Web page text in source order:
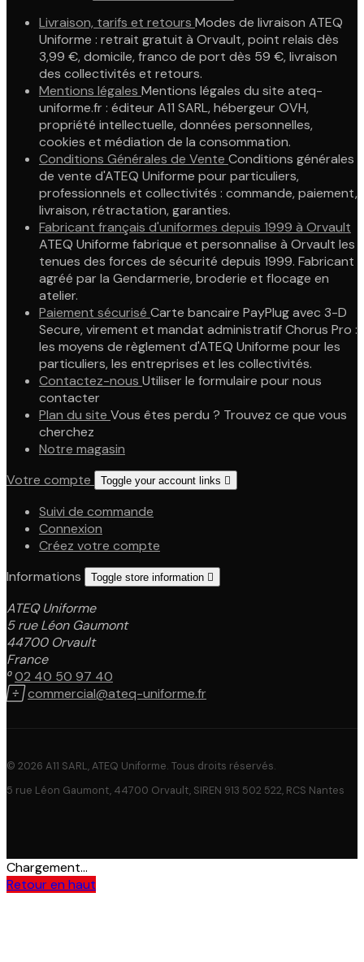
Livraison, tarifs et retours Modes de livraison ATEQ
Uniforme : retrait gratuit à Orvault, point relais dès
3,99 €, domicile, franco de port dès 59 €, livraison
des collectivités et retours.
Mentions légales Mentions légales du site ateq-
uniforme.fr : éditeur A11 SARL, hébergeur OVH,
propriété intellectuelle, données personnelles,
cookies et médiation de la consommation.
Conditions Générales de Vente Conditions générales
de vente d'ATEQ Uniforme pour particuliers,
professionnels et collectivités : commande, paiement,
livraison, rétractation, garanties.
Fabricant français d'uniformes depuis 1999 à Orvault
ATEQ Uniforme fabrique et personnalise à Orvault les
tenues des forces de sécurité depuis 1999. Fabricant
agréé par la Gendarmerie, broderie et flocage en
atelier.
Paiement sécurisé Carte bancaire PayPlug avec 3-D
Secure, virement et mandat administratif Chorus Pro :
les moyens de règlement d'ATEQ Uniforme pour les
particuliers, les entreprises et les collectivités.
Contactez-nous Utiliser le formulaire pour nous
contacter
Plan du site Vous êtes perdu ? Trouvez ce que vous
cherchez
Notre magasin
Votre compte
Toggle your account links 
Suivi de commande
Connexion
Créez votre compte
Informations
Toggle store information 
ATEQ Uniforme
5 rue Léon Gaumont
44700 Orvault
France
02 40 50 97 40
commercial@ateq-uniforme.fr
© 2026 A11 SARL, ATEQ Uniforme. Tous droits réservés.
5 rue Léon Gaumont, 44700 Orvault, SIREN 913 502 522, RCS Nantes
Chargement...
Retour en haut